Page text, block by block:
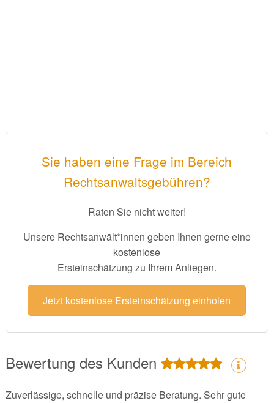
Sie haben eine Frage im Bereich
Rechtsanwaltsgebühren?
Raten Sie nicht weiter!
Unsere Rechtsanwält*innen geben Ihnen gerne eine
kostenlose
Ersteinschätzung zu Ihrem Anliegen.
Jetzt kostenlose Ersteinschätzung einholen
Bewertung des Kunden
Zuverlässige, schnelle und präzise Beratung. Sehr gute